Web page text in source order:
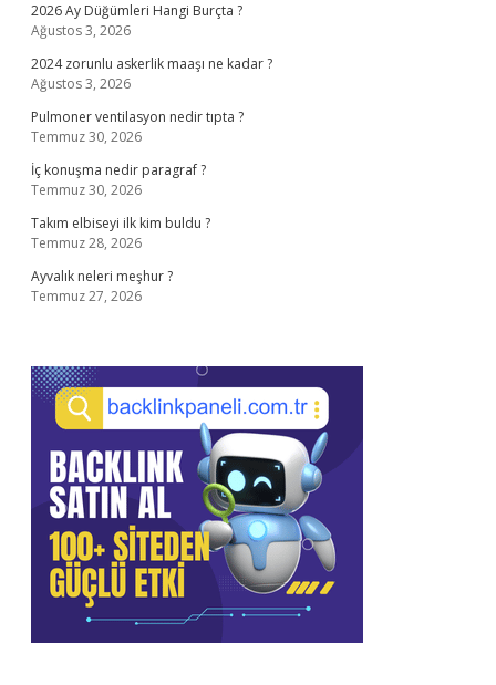
2026 Ay Düğümleri Hangi Burçta ?
Ağustos 3, 2026
2024 zorunlu askerlik maaşı ne kadar ?
Ağustos 3, 2026
Pulmoner ventilasyon nedir tıpta ?
Temmuz 30, 2026
İç konuşma nedir paragraf ?
Temmuz 30, 2026
Takım elbiseyi ilk kim buldu ?
Temmuz 28, 2026
Ayvalık neleri meşhur ?
Temmuz 27, 2026